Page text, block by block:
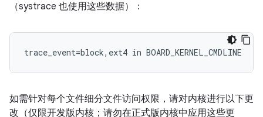
（systrace 也使用这些数据）：
trace_event=block,ext4 in BOARD_KERNEL_CMDLINE
如需针对每个文件细分文件访问权限，请对内核进行以下更
改（仅限开发版内核；请勿在正式版内核中应用这些更